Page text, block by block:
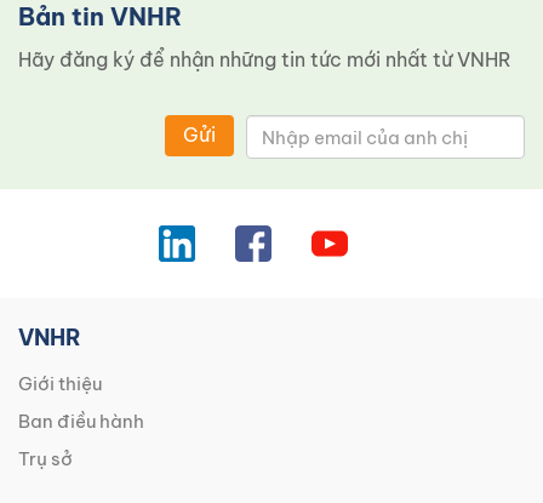
Bản tin VNHR
Hãy đăng ký để nhận những tin tức mới nhất từ ​​VNHR
Gửi
VNHR
Giới thiệu
Ban điều hành
Trụ sở